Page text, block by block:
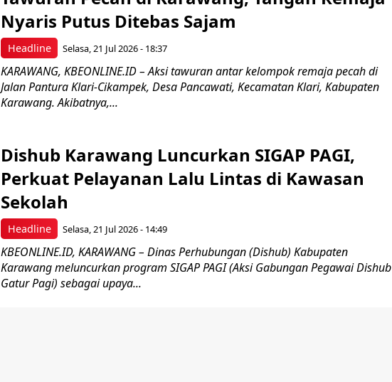
Headline
Nyaris Putus Ditebas Sajam
Selasa, 21 Jul 2026 - 18:37
KARAWANG, KBEONLINE.ID – Aksi tawuran antar kelompok remaja pecah di
Jalan Pantura Klari-Cikampek, Desa Pancawati, Kecamatan Klari, Kabupaten
Karawang. Akibatnya,...
Headline
Dishub Karawang Luncurkan SIGAP PAGI,
Perkuat Pelayanan Lalu Lintas di Kawasan
Sekolah
Selasa, 21 Jul 2026 - 14:49
KBEONLINE.ID, KARAWANG – Dinas Perhubungan (Dishub) Kabupaten
Karawang meluncurkan program SIGAP PAGI (Aksi Gabungan Pegawai Dishub
Gatur Pagi) sebagai upaya...